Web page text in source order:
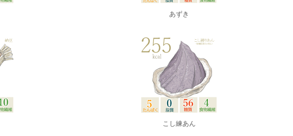
あずき
こし練あん